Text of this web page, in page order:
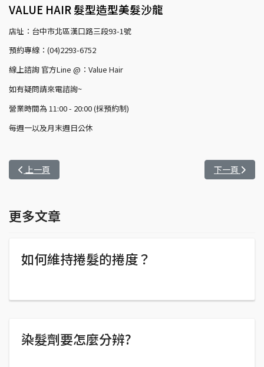
VALUE HAIR 髮型造型美髮沙龍
店址：台中市北區漢口路三段93-1號
預約專線：(04)2293-6752
線上諮詢 官方Line @：Value Hair
如有疑問請來電諮詢~
營業時間為 11:00 - 20:00 (採預約制)
每週一以及月末週日公休
上一篇文章: 身為上班族的你，為什麼需要定期去整理剪頭髮？
上一頁 下一篇文章:
下一頁
更多文章
如何維持捲髮的捲度？
染髮劑要怎麼分辨?